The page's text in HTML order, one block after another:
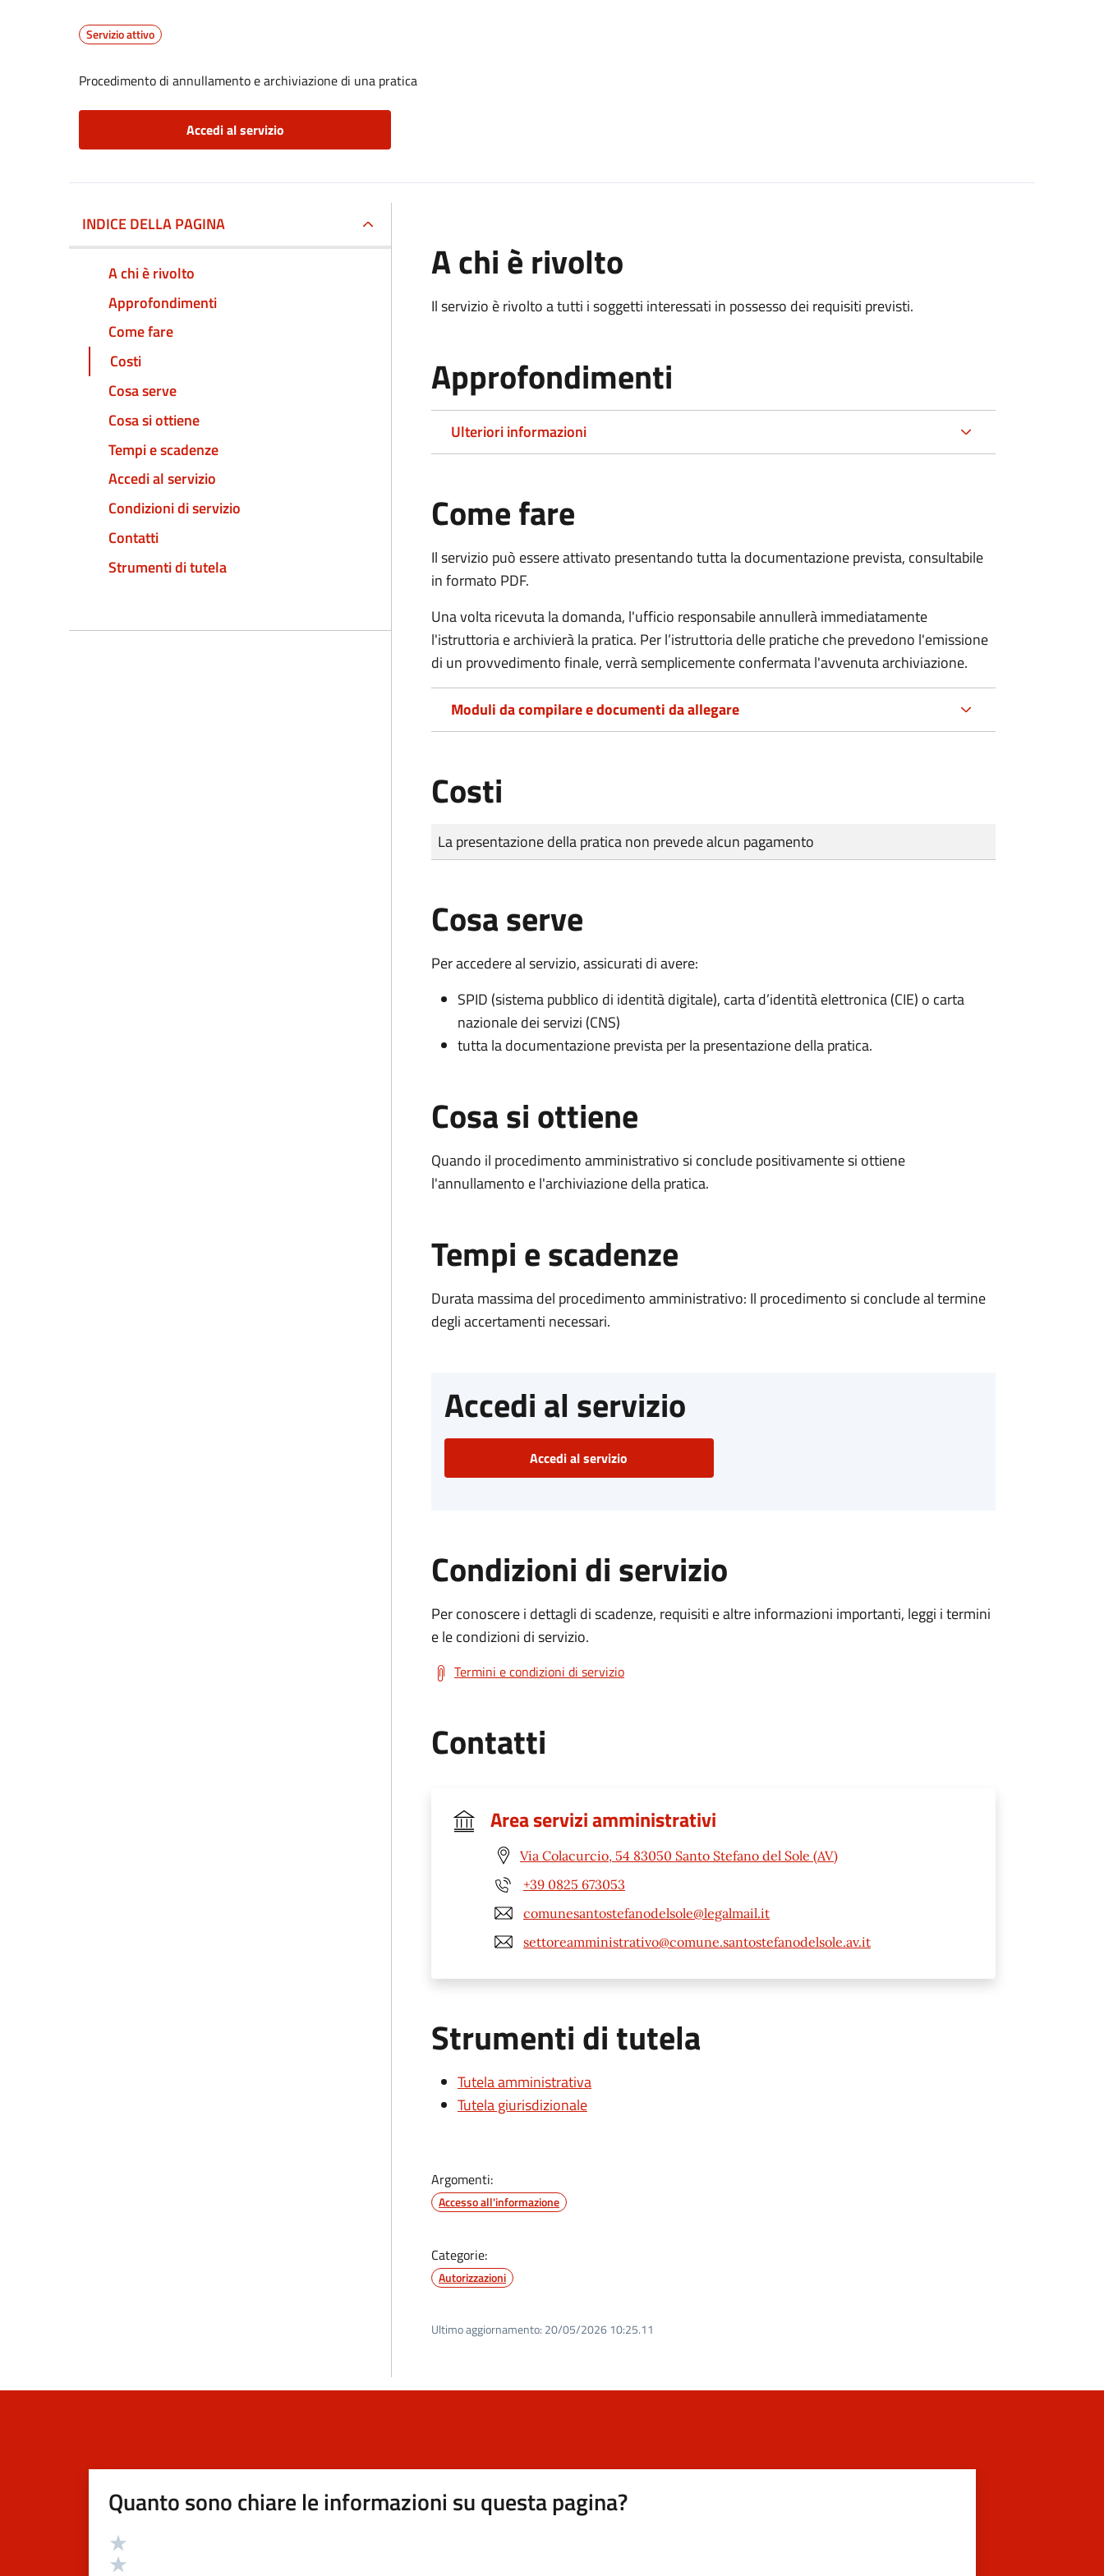
Servizio attivo
Procedimento di annullamento e archiviazione di una pratica
Accedi al servizio
INDICE DELLA PAGINA
A chi è rivolto
Approfondimenti
Come fare
Costi
Cosa serve
Cosa si ottiene
Tempi e scadenze
Accedi al servizio
Condizioni di servizio
Contatti
Strumenti di tutela
A chi è rivolto
Il servizio è rivolto a tutti i soggetti interessati in possesso dei requisiti previsti.
Approfondimenti
Ulteriori informazioni
Come fare
Il servizio può essere attivato presentando tutta la documentazione prevista, consultabile
in formato PDF.
Una volta ricevuta la domanda, l'ufficio responsabile annullerà immediatamente
l'istruttoria e archivierà la pratica. Per l’istruttoria delle pratiche che prevedono l'emissione
di un provvedimento finale, verrà semplicemente confermata l'avvenuta archiviazione.
Moduli da compilare e documenti da allegare
Costi
Tipo di pagamento
Importo
La presentazione della pratica non prevede alcun pagamento
Cosa serve
Per accedere al servizio, assicurati di avere:
SPID (sistema pubblico di identità digitale), carta d’identità elettronica (CIE) o carta
nazionale dei servizi (CNS)
tutta la documentazione prevista per la presentazione della pratica.
Cosa si ottiene
Quando il procedimento amministrativo si conclude positivamente si ottiene
l'annullamento e l'archiviazione della pratica.
Tempi e scadenze
Durata massima del procedimento amministrativo: Il procedimento si conclude al termine
degli accertamenti necessari.
Accedi al servizio
Accedi al servizio
Condizioni di servizio
Per conoscere i dettagli di scadenze, requisiti e altre informazioni importanti, leggi i termini
e le condizioni di servizio.
Termini e condizioni di servizio
Contatti
Area servizi amministrativi
Via Colacurcio, 54 83050 Santo Stefano del Sole (AV)
+39 0825 673053
comunesantostefanodelsole@legalmail.it
settoreamministrativo@comune.santostefanodelsole.av.it
Strumenti di tutela
Tutela amministrativa
Tutela giurisdizionale
Argomenti:
Accesso all'informazione
Categorie:
Autorizzazioni
Ultimo aggiornamento: 20/05/2026 10:25.11
Quanto sono chiare le informazioni su questa pagina?
Valutazione